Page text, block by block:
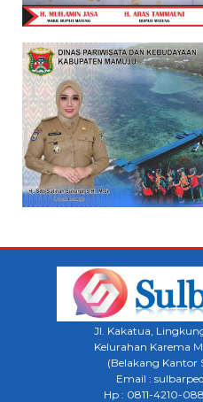
Jl. Kakatua,
Kelurahan Karema
(Belakang Kantor
Email :
Hp : 0811-4210-